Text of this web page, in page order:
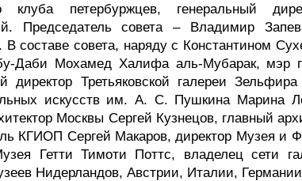
клуба петербуржцев, генеральный
Председатель совета – Владимир
В составе совета, наряду с Константином
Даби Мохамед Халифа аль-Мубарак, мэр
директор Третьяковской галереи
искусств им. А. С. Пушкина Марина
Москвы Сергей Кузнецов, главный
КГИОП Сергей Макаров, директор Музея и
Гетти Тимоти Поттс, владелец сети
Нидерландов, Австрии, Италии,